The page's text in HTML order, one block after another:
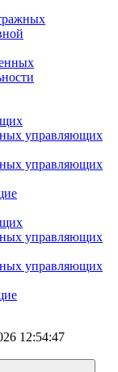
управляющих
управляющих
управляющих
управляющих
12:54:47